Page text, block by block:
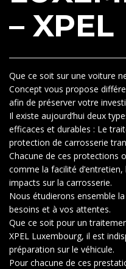
– XPEL
Que ce soit sur une voiture
Concept vous propose
afin de préserver votre
Il existe aujourd’hui deux
efficaces et durables : Le
protection de carrosserie
Chacune de ces protections
comme la facilité
impacts sur la carrosserie.
Nous étudierons ensemble
besoins et à vos attentes.
Que ce soit pour un
XPEL Luxembourg, il est
préparation sur le véhicule.
Pour chacune de ces